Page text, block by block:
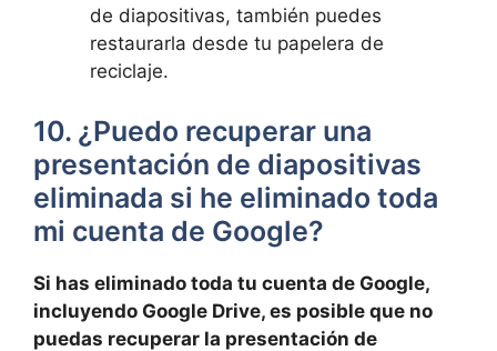
de diapositivas, ​también puedes
⁢restaurarla desde tu papelera de
reciclaje.
10. ¿Puedo recuperar una⁣
presentación de diapositivas
eliminada‍ si he eliminado ‌toda ​
mi cuenta de Google?
Si has eliminado toda ⁣tu cuenta de Google, ​
incluyendo Google Drive, es ‍posible que no
⁣puedas⁢ recuperar la presentación de